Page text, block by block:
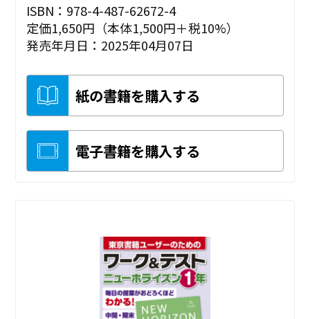
ISBN：978-4-487-62672-4
定価1,650円（本体1,500円＋税10%）
発売年月日：2025年04月07日
紙の書籍を購入する
電子書籍を購入する